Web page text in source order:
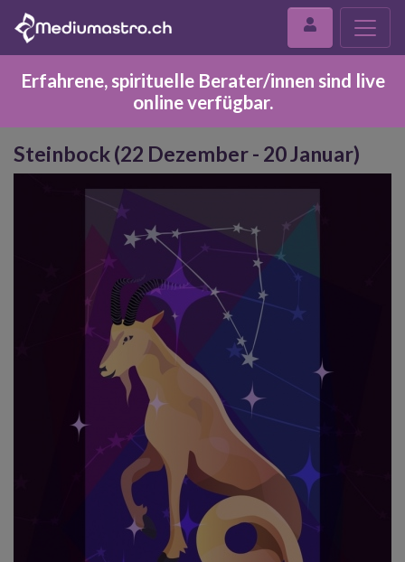
Erfahrene, spirituelle Berater/innen sind live
online verfügbar.
Steinbock (22 Dezember - 20 Januar)